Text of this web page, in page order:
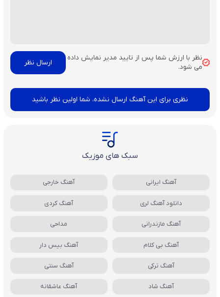
نظر با ارزش شما پس از تایید مدیر نمایش داده
می شود.
نظری برای این آهنگ ارسال نشده، شما اولین نظر باشید
سبک های موزیک
آهنگ ایرانی آهنگ خارجی
دانلود آهنگ لری آهنگ کردی
آهنگ مازندرانی مداحی
آهنگ بی کلام آهنگ بیس دار
آهنگ ترکی آهنگ سنتی
آهنگ شاد آهنگ عاشقانه